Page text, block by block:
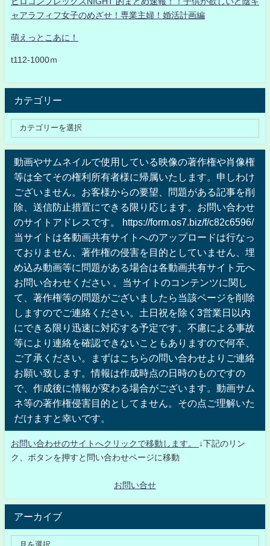
ャアラフィフ女子のめざせ！専業主婦！婚活計画編
萌えっとこあに！
t112-1000ｍ
カテゴリー
動画やサムネイルで使用している映像の著作権や肖像権
等は全てその権利所有者様に帰属いたします。申しわけ
ございません。お客様からの要望、問題がある記事を削
除、送信防止措置にできる限り応じます。お問い合わせ
のサイトアドレスです。 https://form.os7.biz/f/c82c6596/
当サイトは各動画共有サイトへのアップロードは行なっ
ておりません、著作権の侵害を目的としていません、埋
め込み動画等に問題がある場合は各動画共有サイト元へ
お問い合わせください 。当サイトのコンテンツに関し
て、著作権等の問題がございましたら当該ページを削除
しますのでご連絡ください。土日祝を除く3営業日以内
にできる限り迅速に対応する予定です。不慮による事故
等により連絡を確認できないこともありますので何卒、
ご了承ください。まずはこちらの問い合わせよりご連絡
お願い致します。情報は作成時点の日時のものですの
で、作成後に情報が変わる場合がございます。動画サム
ネ等の著作権侵害目的としてません。その点ご理解いた
だけますと幸いです。
お問い合わせのサイトへクリックで移動します。
↓下記のリン
ク、ボタンを押すと問い合わせページに移動
お問い合せ
アーカイブ